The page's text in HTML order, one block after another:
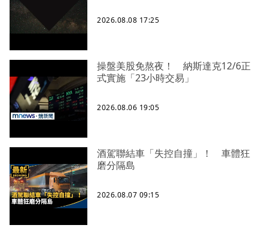
2026.08.08 17:25
操盤美股免熬夜！ 納斯達克12/6正
式實施「23小時交易」
2026.08.06 19:05
酒駕聯結車「失控自撞」！ 車體狂
磨分隔島
2026.08.07 09:15